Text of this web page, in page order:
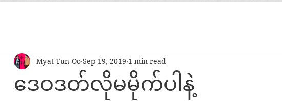
ဒေဝဒတ်လိုမမိုက်ပါနဲ့
Myat Tun Oo Sep 19, 2019 1 min read